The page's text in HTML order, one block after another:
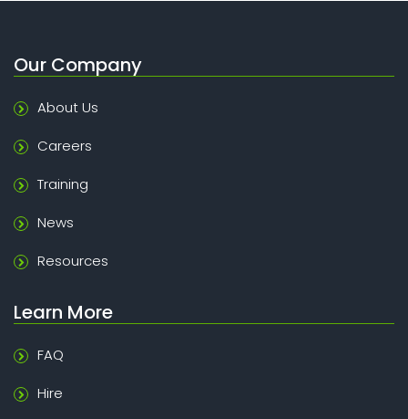
Our Company
About Us
Careers
Training
News
Resources
Learn More
FAQ
Hire